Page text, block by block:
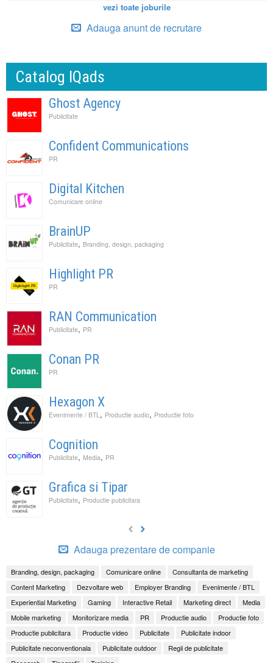
vezi toate joburile
Adauga anunt de recrutare
Catalog IQads
Ghost Agency
Publicitate
Confident Communications
PR
Digital Kitchen
Comunicare online
BrainUP
Publicitate, Branding, design, packaging
Highlight PR
PR
RAN Communication
Publicitate, PR
Conan PR
PR
Hexagon X
Evenimente / BTL , Productie audio, Productie foto
Cognition
Publicitate, Media, PR
Grafica si Tipar
Publicitate, Productie publicitara
Adauga prezentare de companie
Branding, design, packaging Comunicare online
Consultanta de marketing
Content Marketing
Dezvoltare web Employer Branding
Evenimente / BTL
Experiential Marketing
Gaming Interactive Retail Marketing direct
Media
Mobile marketing
Monitorizare media PR Productie audio
Productie foto
Productie publicitara
Productie video Publicitate
Publicitate indoor
Publicitate neconventionala
Publicitate outdoor
Regii de publicitate